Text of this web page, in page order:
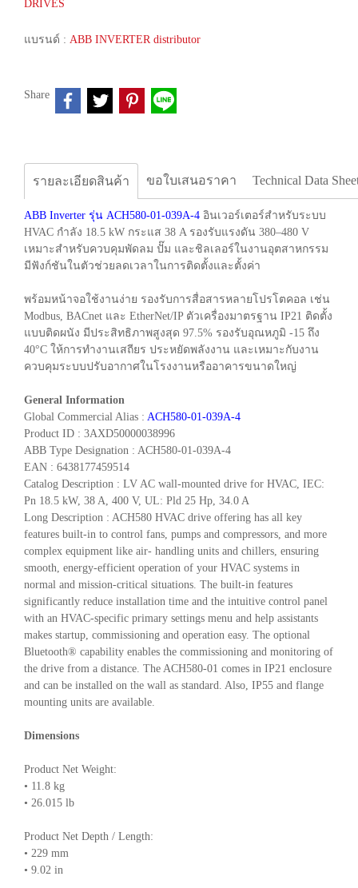
DRIVES
แบรนด์ : ABB INVERTER distributor
Share
รายละเอียดสินค้า ขอใบเสนอราคา Technical Data
ABB Inverter รุ่น ACH580-01-039A-4 อินเวอร์เตอร์สำหรับระบบ
HVAC กำลัง 18.5 kW กระแส 38 A รองรับแรงดัน 380–480 V
เหมาะสำหรับควบคุมพัดลม ปั๊ม และชิลเลอร์ในงานอุตสาหกรรม
มีฟังก์ชันในตัวช่วยลดเวลาในการติดตั้งและตั้งค่า
พร้อมหน้าจอใช้งานง่าย รองรับการสื่อสารหลายโปรโตคอล เช่น
Modbus, BACnet และ EtherNet/IP ตัวเครื่องมาตรฐาน IP21 ติดตั้ง
แบบติดผนัง มีประสิทธิภาพสูงสุด 97.5% รองรับอุณหภูมิ -15 ถึง
40°C ให้การทำงานเสถียร ประหยัดพลังงาน และเหมาะกับงาน
ควบคุมระบบปรับอากาศในโรงงานหรืออาคารขนาดใหญ่
General Information
Global Commercial Alias : ACH580-01-039A-4
Product ID : 3AXD50000038996
ABB Type Designation : ACH580-01-039A-4
EAN : 6438177459514
Catalog Description : LV AC wall-mounted drive for HVAC, IEC:
Pn 18.5 kW, 38 A, 400 V, UL: Pld 25 Hp, 34.0 A
Long Description : ACH580 HVAC drive offering has all key
features built-in to control fans, pumps and compressors, and more
complex equipment like air- handling units and chillers, ensuring
smooth, energy-efficient operation of your HVAC systems in
normal and mission-critical situations. The built-in features
significantly reduce installation time and the intuitive control panel
with an HVAC-specific primary settings menu and help assistants
makes startup, commissioning and operation easy. The optional
Bluetooth® capability enables the commissioning and monitoring of
the drive from a distance. The ACH580-01 comes in IP21 enclosure
and can be installed on the wall as standard. Also, IP55 and flange
mounting units are available.
Dimensions
Product Net Weight:
• 11.8 kg
• 26.015 lb
Product Net Depth / Length:
• 229 mm
• 9.02 in